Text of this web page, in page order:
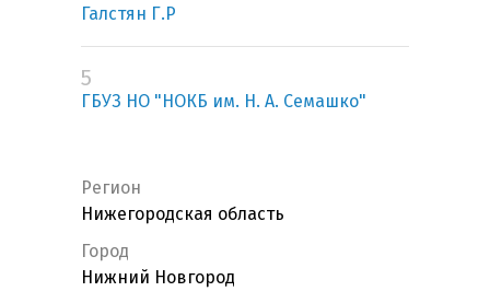
Галстян Г.Р
5
ГБУЗ НО "НОКБ им. Н. А. Семашко"
Регион
Нижегородская область
Город
Нижний Новгород